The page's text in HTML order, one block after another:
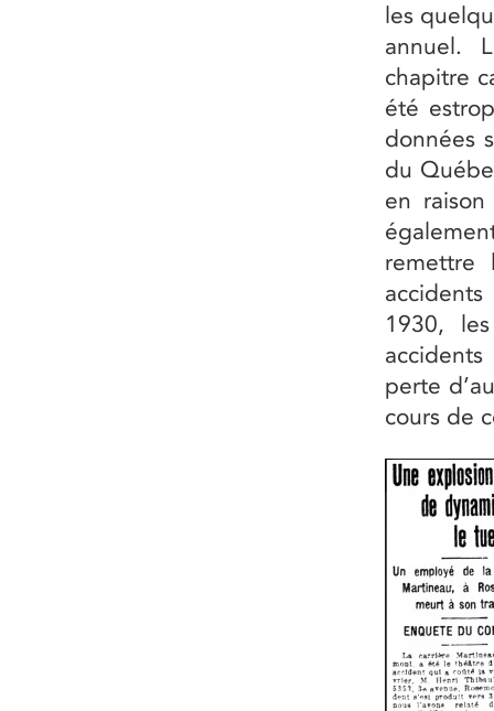
les
annuel.
chapitre
été
données
du
en
remettre
1930,
perte
cours de